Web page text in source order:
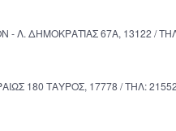
- Λ. ΔΗΜΟΚΡΑΤΊΑΣ 67Α, 13122 /
180 ΤΑΥΡΟΣ, 17778 / ΤΗΛ: